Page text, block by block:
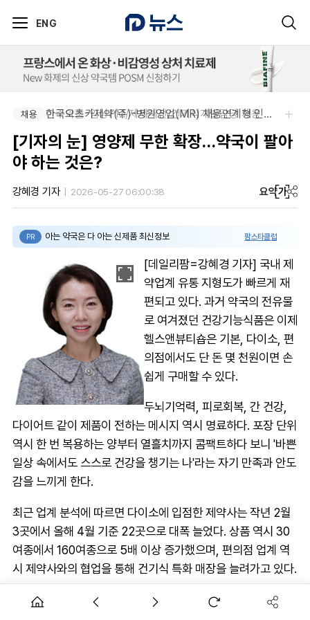
ENG
채용 아주약품-임상PM/제제개선/건기식개발담당 채용
채용 한국오츠카제약(주)-병원영업(MR) 채용연계형 인턴(신입사원) 모집 공고
[기자의 눈] 영양제 무한 확장…약국이 팔아
야 하는 것은?
강혜경 기자 2026-05-27 06:00:38 요약가
PR 아는 약국은 다 아는 신제품 최신정보 팜스타클럽
[데일리팜=강혜경 기자] 국내 제
약업계 유통 지형도가 빠르게 재
편되고 있다. 과거 약국의 전유물
로 여겨졌던 건강기능식품은 이제
헬스앤뷰티숍은 기본, 다이소, 편
의점에서도 단 돈 몇 천원이면 손
쉽게 구매할 수 있다.
두뇌기억력, 피로회복, 간 건강,
다이어트 같이 제품이 전하는 메시지 역시 명료하다. 포장 단위
역시 한 번 복용하는 양부터 열흘치까지 콤팩트하다 보니 '바쁜
일상 속에서도 스스로 건강을 챙기는 나'라는 자기 만족과 안도
감을 느끼게 한다.
최근 업계 분석에 따르면 다이소에 입점한 제약사는 작년 2월
3곳에서 올해 4월 기준 22곳으로 대폭 늘었다. 상품 역시 30
여종에서 160여종으로 5배 이상 증가했으며, 편의점 업계 역
시 제약사와의 협업을 통해 건기식 특화 매장을 늘려가고 있다.
이런 변화의 원인은 건강을 챙기려는 젊은 층과 1인 가구의 호